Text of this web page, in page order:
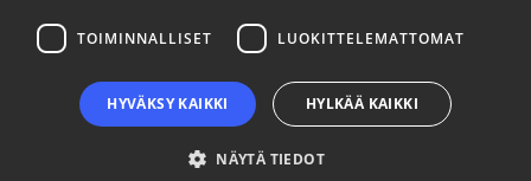
TOIMINNALLISET LUOKITTELEMATTOMAT
HYVÄKSY KAIKKI HYLKÄÄ KAIKKI
NÄYTÄ TIEDOT